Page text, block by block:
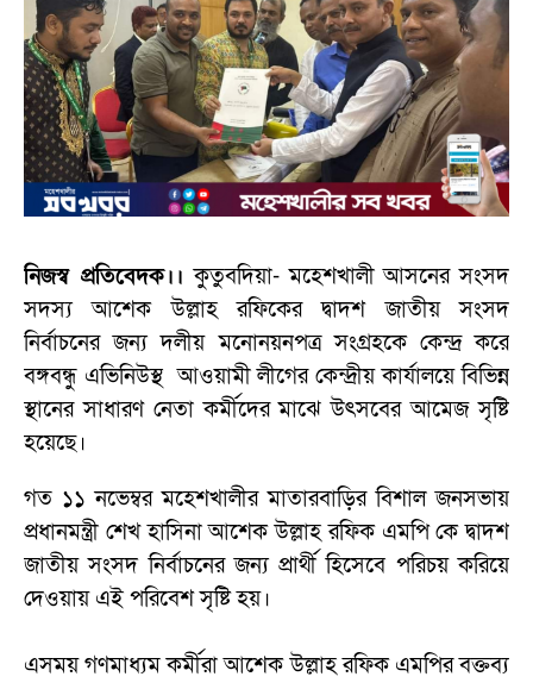
নিজস্ব প্রতিবেদক।।কুতুবদিয়া- মহেশখালী আসনের সংসদ
সদস্য আশেক উল্লাহ রফিকের দ্বাদশ জাতীয় সংসদ
নির্বাচনের জন্য দলীয় মনোনয়নপত্র সংগ্রহকে কেন্দ্র করে
বঙ্গবন্ধু এভিনিউস্থ আওয়ামী লীগের কেন্দ্রীয় কার্যালয়ে বিভিন্ন
স্থানের সাধারণ নেতা কর্মীদের মাঝে উৎসবের আমেজ সৃষ্টি
হয়েছে।
গত ১১ নভেম্বর মহেশখালীর মাতারবাড়ির বিশাল জনসভায়
প্রধানমন্ত্রী শেখ হাসিনা আশেক উল্লাহ রফিক এমপি কে দ্বাদশ
জাতীয় সংসদ নির্বাচনের জন্য প্রার্থী হিসেবে পরিচয় করিয়ে
দেওয়ায় এই পরিবেশ সৃষ্টি হয়।
এসময় গণমাধ্যম কর্মীরা আশেক উল্লাহ রফিক এমপির বক্তব্য